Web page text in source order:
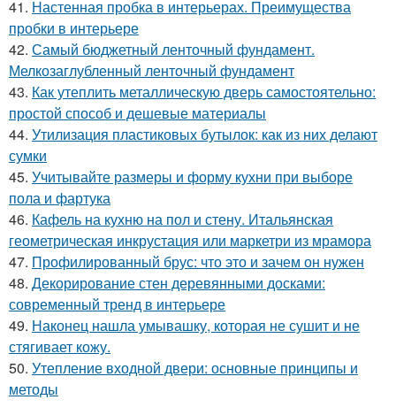
41. Настенная пробка в интерьерах. Преимущества
пробки в интерьере
42. Самый бюджетный ленточный фундамент.
Мелкозаглубленный ленточный фундамент
43. Как утеплить металлическую дверь самостоятельно:
простой способ и дешевые материалы
44. Утилизация пластиковых бутылок: как из них делают
сумки
45. Учитывайте размеры и форму кухни при выборе
пола и фартука
46. Кафель на кухню на пол и стену. Итальянская
геометрическая инкрустация или маркетри из мрамора
47. Профилированный брус: что это и зачем он нужен
48. Декорирование стен деревянными досками:
современный тренд в интерьере
49. Наконец нашла умывашку, которая не сушит и не
стягивает кожу.
50. Утепление входной двери: основные принципы и
методы